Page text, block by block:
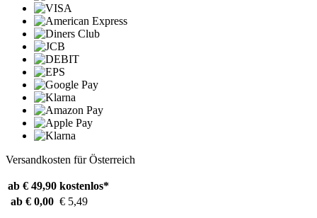
Versandkosten für Österreich
ab € 49,90 kostenlos*
ab € 0,00 € 5,49